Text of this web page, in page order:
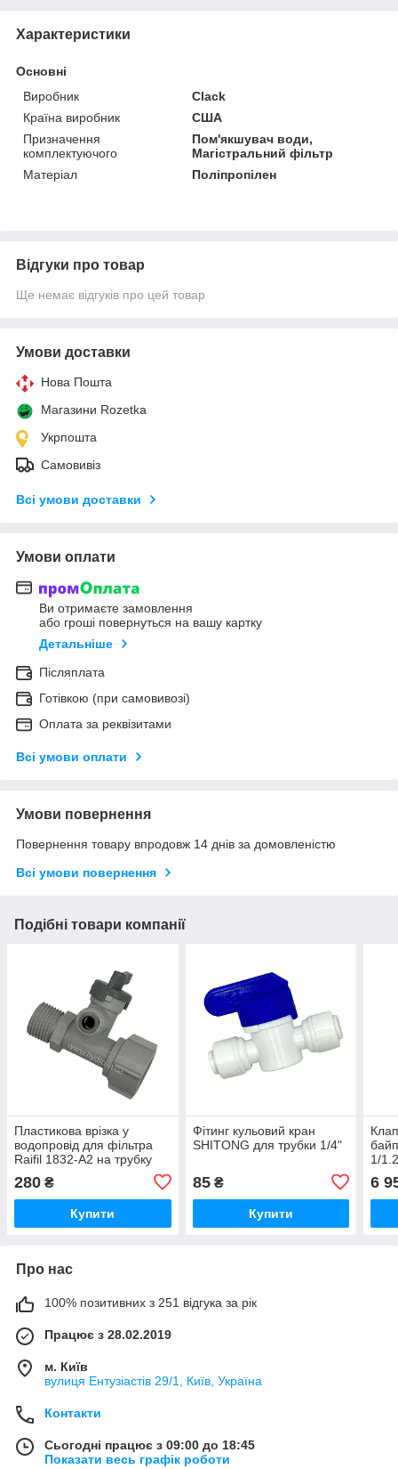
Характеристики
Основні
Виробник
Clack
Країна виробник
США
Призначення
комплектуючого
Пом'якшувач води,
Магістральний фільтр
Матеріал
Поліпропілен
Відгуки про товар
Ще немає відгуків про цей товар
Умови доставки
Нова Пошта
Магазини Rozetka
Укрпошта
Самовивіз
Всі умови доставки
Умови оплати
Ви отримаєте замовлення
або гроші повернуться на вашу картку
Детальніше
Післяплата
Готівкою (при самовивозі)
Оплата за реквізитами
Всі умови оплати
Умови повернення
Повернення товару впродовж 14 днів за домовленістю
Всі умови повернення
Подібні товари компанії
Пластикова врізка у
водопровід для фільтра
Raifil 1832-A2 на трубку
280 ₴
Купити
Фітинг кульовий кран
SHITONG для трубки 1/4"
85₴
Купити
1/
6
Про нас
100% позитивних з 251 відгука за рік
Працює з 28.02.2019
м. Київ
вулиця Ентузіастів 29/1, Київ, Україна
Контакти
Сьогодні працює з 09:00 до 18:45
Показати весь графік роботи